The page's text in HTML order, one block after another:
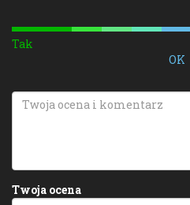
Tak
OK
Twoja ocena